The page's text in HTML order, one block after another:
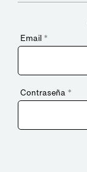
Email *
Contraseña *